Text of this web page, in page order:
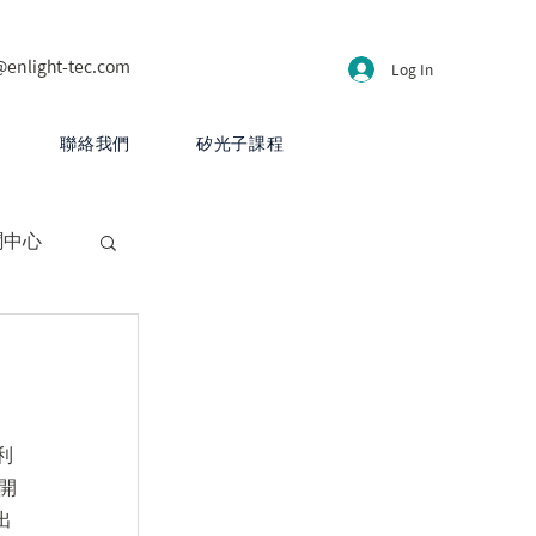
tec.com Log In
聯絡我們 矽光子課程
心
計